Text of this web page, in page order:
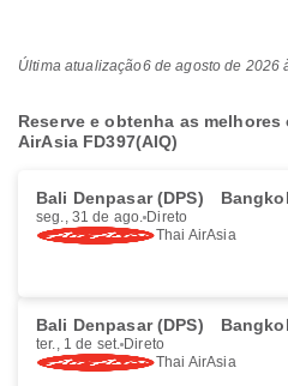
Última atualização6 de agosto de 2026
Reserve e obtenha as
AirAsia FD397(AIQ)
Bali Denpasar (DPS)
seg., 31 de ago. Direto
Thai AirAsia
Bali Denpasar (DPS)
ter., 1 de set. Direto
Thai AirAsia